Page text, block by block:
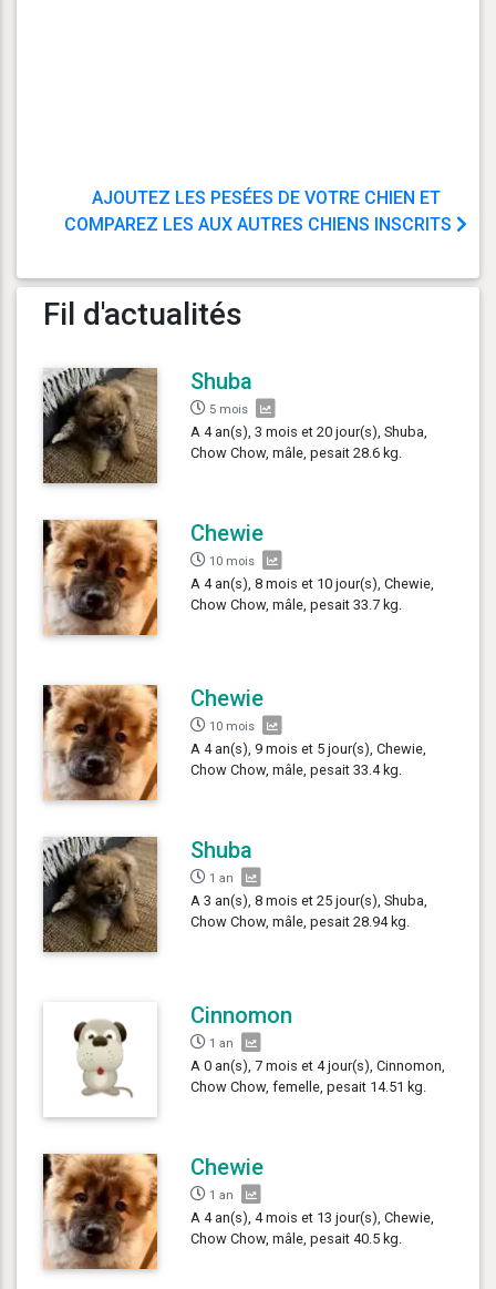
AJOUTEZ LES PESÉES DE VOTRE CHIEN ET
COMPAREZ LES AUX AUTRES CHIENS INSCRITS
Fil d'actualités
Shuba
5 mois
A 4 an(s), 3 mois et 20 jour(s), Shuba,
Chow Chow, mâle, pesait 28.6 kg.
Chewie
10 mois
A 4 an(s), 8 mois et 10 jour(s), Chewie,
Chow Chow, mâle, pesait 33.7 kg.
Chewie
10 mois
A 4 an(s), 9 mois et 5 jour(s), Chewie,
Chow Chow, mâle, pesait 33.4 kg.
Shuba
1 an
A 3 an(s), 8 mois et 25 jour(s), Shuba,
Chow Chow, mâle, pesait 28.94 kg.
Cinnomon
1 an
A 0 an(s), 7 mois et 4 jour(s), Cinnomon,
Chow Chow, femelle, pesait 14.51 kg.
Chewie
1 an
A 4 an(s), 4 mois et 13 jour(s), Chewie,
Chow Chow, mâle, pesait 40.5 kg.